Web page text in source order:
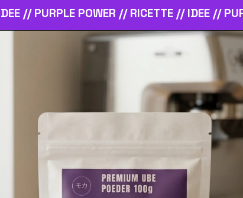
// RICETTE // IDEE // PURPLE